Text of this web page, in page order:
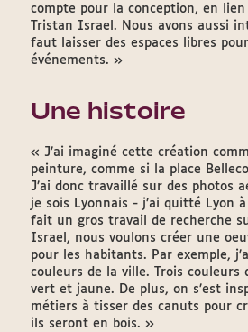
compte pour la conception, en lien
Tristan Israel. Nous avons aussi
faut laisser des espaces libres
événements. »
Une histoire
« J’ai imaginé cette création
peinture, comme si la place
J’ai donc travaillé sur des photos
je sois Lyonnais - j’ai quitté Lyon à
fait un gros travail de recherche
Israel, nous voulons créer une
pour les habitants. Par exemple,
couleurs de la ville. Trois couleurs
vert et jaune. De plus, on s’est
métiers à tisser des canuts pour
ils seront en bois. »